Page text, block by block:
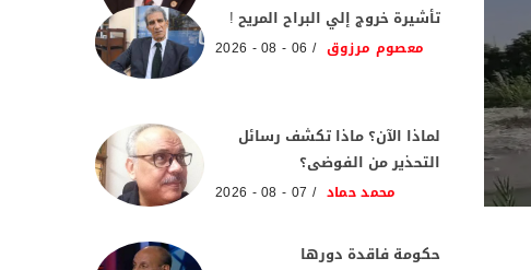
تأشيرة خروج إلي البراح المريح !
معصوم مرزوق 06 - 08 - 2026
لماذا الآن؟ ماذا تكشف رسائل
التحذير من الفوضى؟
محمد حماد 07 - 08 - 2026
حكومة فاقدة دورها